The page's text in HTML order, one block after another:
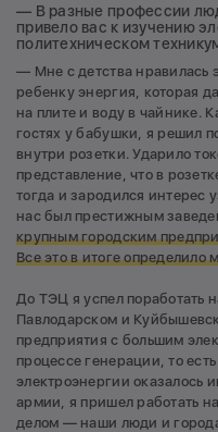
— В разные профессии
привело вас к изучению
политехническом
— Мне с детства нравилась
ребенку энергия, которая
на плите и воду в чайнике.
гостях у бабушки, я решил
внутри розетки. Ударило
представление, что в
тогда и зародился интерес
нас был престижным
крупным городским
Все это в итоге определило
До ТЭЦ я успел поработать
Павлодарском и
предприятия с большим
процессе генерации, то
электроэнергии оказалось
армии, я пришел работать
делом — наши люди и города